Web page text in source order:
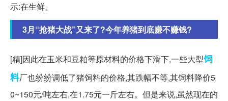
示:在生鲜。
3月“抢猪大战”又来了?今年养猪到底赚不赚钱?
[精]因此在玉米和豆粕等原材料的价格下滑下,一些大型饲
料厂也纷纷调低了猪饲料的价格,其跌幅不等,其饲料降价5
0~150元/吨左右,在1.75元一斤左右。但是来说,虽然现在的